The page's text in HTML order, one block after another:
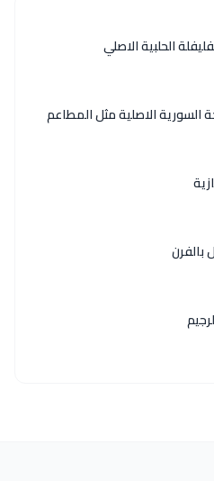
الحلبية الاصلي
الاصلية مثل المطاعم